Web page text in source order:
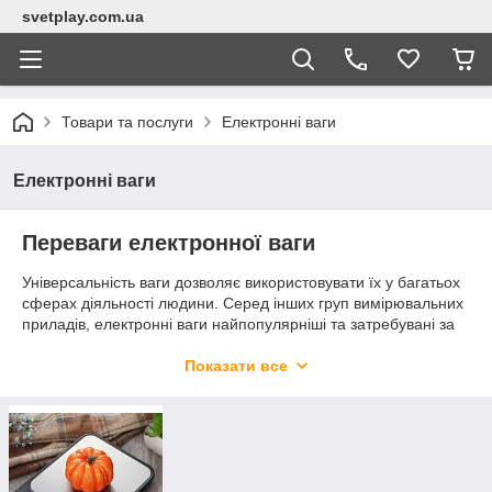
svetplay.com.ua
Товари та послуги Електронні ваги
Електронні ваги
Переваги електронної ваги
Універсальність ваги дозволяє використовувати їх у багатьох
сферах діяльності людини. Серед інших груп вимірювальних
приладів, електронні ваги найпопулярніші та затребувані за
— дозволяє визначити масу з точністю до
складних систем важелів та калібрувальних гирь, що
прискорює зважування.
Компактність та надійність
Показати все